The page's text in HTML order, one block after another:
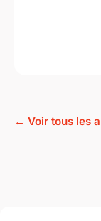
← Voir tous les